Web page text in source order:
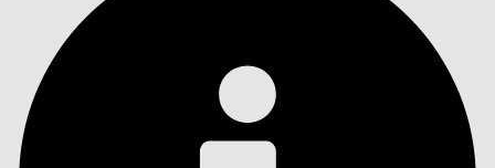
SOMMARIO